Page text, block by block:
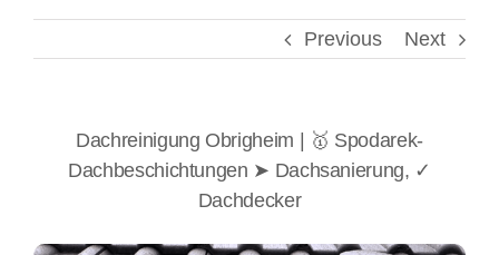
Previous Next
Dachreinigung Obrigheim | 🥇 Spodarek-
Dachbeschichtungen ➤ Dachsanierung, ✓
Dachdecker